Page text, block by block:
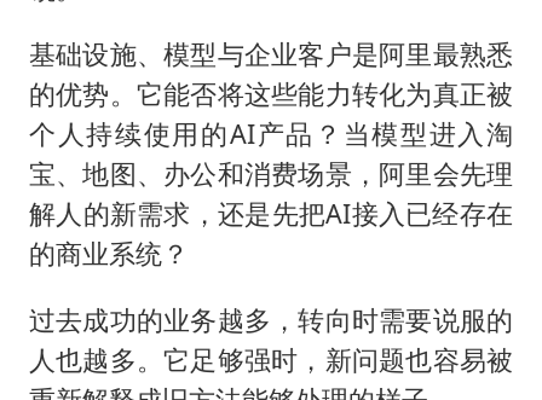
基础设施、模型与企业客户是阿里最熟悉
的优势。它能否将这些能力转化为真正被
个人持续使用的AI产品？当模型进入淘
宝、地图、办公和消费场景，阿里会先理
解人的新需求，还是先把AI接入已经存在
的商业系统？
过去成功的业务越多，转向时需要说服的
人也越多。它足够强时，新问题也容易被